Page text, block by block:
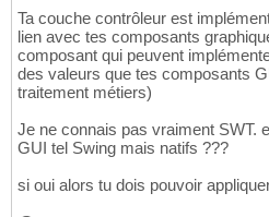
Ta couche contrôleur est
lien avec tes composants
composant qui peuvent
des valeurs que tes composants
traitement métiers)
Je ne connais pas vraiment SWT.
GUI tel Swing mais natifs ???
si oui alors tu dois pouvoir